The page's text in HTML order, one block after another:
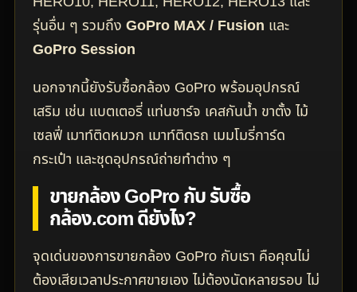
รุ่นอื่น ๆ รวมถึง GoPro MAX / Fusion และ
GoPro Session
นอกจากนี้ยังรับซื้อกล้อง GoPro พร้อมอุปกรณ์
เสริม เช่น แบตเตอรี่ แท่นชาร์จ เคสกันน้ำ ขาตั้ง ไม้
เซลฟี่ เมาท์ติดหมวก เมาท์ติดรถ เมมโมรี่การ์ด
กระเป๋า และชุดอุปกรณ์ถ่ายทำต่าง ๆ
ขายกล้อง GoPro กับ รับซื้อ
กล้อง.com ดียังไง?
จุดเด่นของการขายกล้อง GoPro กับเรา คือคุณไม่
ต้องเสียเวลาประกาศขายเอง ไม่ต้องนัดหลายรอบ ไม่